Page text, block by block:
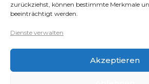
zurückziehst, können bestimmte Merkmale
beeinträchtigt werden.
Dienste verwalten
Akzeptieren